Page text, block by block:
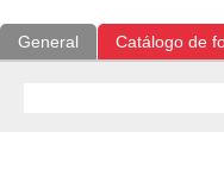
General Catálogo de